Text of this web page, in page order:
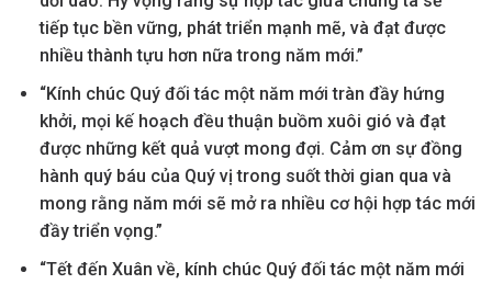
tiếp tục bền vững, phát triển mạnh mẽ, và đạt được
nhiều thành tựu hơn nữa trong năm mới.”
“Kính chúc Quý đối tác một năm mới tràn đầy hứng
khởi, mọi kế hoạch đều thuận buồm xuôi gió và đạt
được những kết quả vượt mong đợi. Cảm ơn sự đồng
hành quý báu của Quý vị trong suốt thời gian qua và
mong rằng năm mới sẽ mở ra nhiều cơ hội hợp tác mới
đầy triển vọng.”
“Tết đến Xuân về, kính chúc Quý đối tác một năm mới